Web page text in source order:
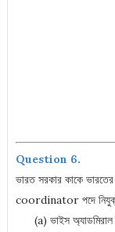
Question 6.
ভারত সরকার কাকে
coordinator পদে
(a) ভাইস অ্যাডমিরাল